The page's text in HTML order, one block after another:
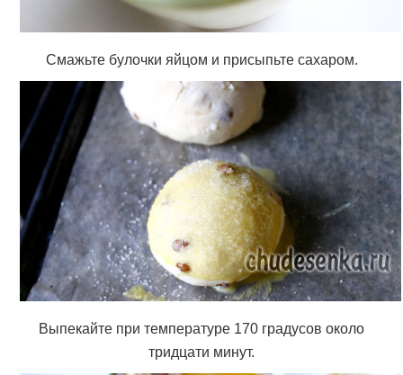
Смажьте булочки яйцом и присыпьте сахаром.
Выпекайте при температуре 170 градусов около
тридцати минут.